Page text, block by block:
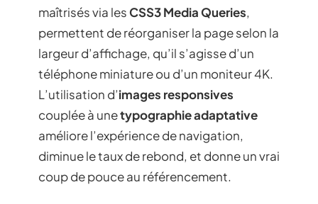
maîtrisés via lesCSS3 Media Queries,
permettent de réorganiser la page selon la
largeur d’affichage, qu’il s’agisse d’un
téléphone miniature ou d’un moniteur 4K.
L’utilisation d’images responsives
couplée à unetypographie adaptative
améliore l’expérience de navigation,
diminue le taux de rebond, et donne un vrai
coup de pouce au référencement.